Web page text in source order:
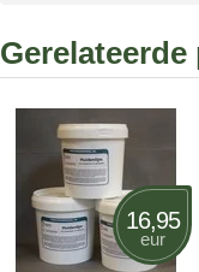
16,95
eur